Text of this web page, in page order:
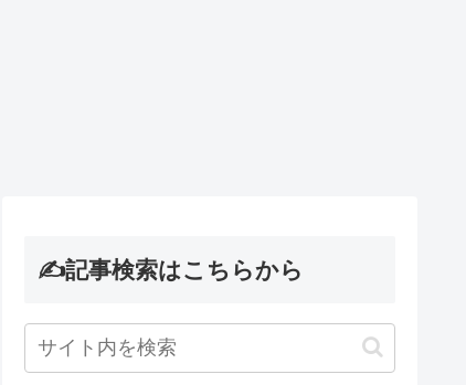
✍記事検索はこちらから